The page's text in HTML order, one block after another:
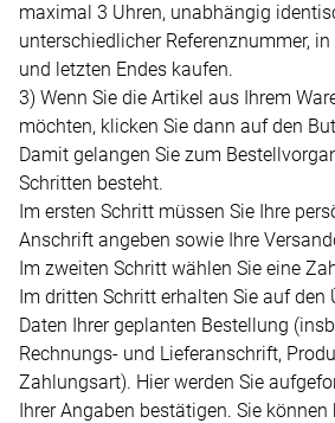
maximal 3 Uhren, unabhängig
unterschiedlicher Referenznummer,
und letzten Endes kaufen.
3) Wenn Sie die Artikel aus Ihrem
möchten, klicken Sie dann auf den
Damit gelangen Sie zum
Schritten besteht.
Im ersten Schritt müssen Sie Ihre
Anschrift angeben sowie Ihre
Im zweiten Schritt wählen Sie eine
Im dritten Schritt erhalten Sie auf den
Daten Ihrer geplanten Bestellung
Rechnungs- und Lieferanschrift,
Zahlungsart). Hier werden Sie
Ihrer Angaben bestätigen. Sie können